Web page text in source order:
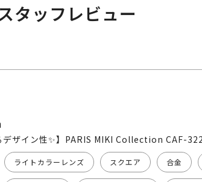
タッフレビュー
デザイン性✨】PARIS MIKI Collection CAF-
ライトカラーレンズ スクエア 合金